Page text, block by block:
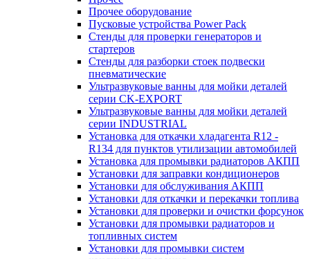
Прочее оборудование
Пусковые устройства Power Pack
Стенды для проверки генераторов и
стартеров
Стенды для разборки стоек подвески
пневматические
Ультразвуковые ванны для мойки деталей
серии CK-EXPORT
Ультразвуковые ванны для мойки деталей
серии INDUSTRIAL
Установка для откачки хладагента R12 -
R134 для пунктов утилизации автомобилей
Установка для промывки радиаторов АКПП
Установки для заправки кондиционеров
Установки для обслуживания АКПП
Установки для откачки и перекачки топлива
Установки для проверки и очистки форсунок
Установки для промывки радиаторов и
топливных систем
Установки для промывки систем